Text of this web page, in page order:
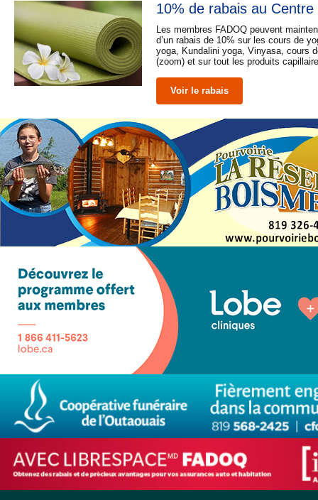
10% de rabais au
Les membres FADOQ peuvent
d’un rabais de 10% sur les cours de
yoga, Kundalini yoga, Vinyasa, cours
(zoom) et sur tout les produits
Voir le rabais